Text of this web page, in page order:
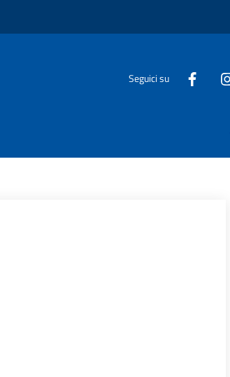
Seguici su